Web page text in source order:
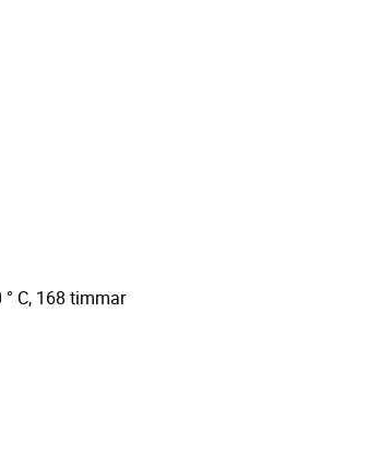
C, 168 timmar